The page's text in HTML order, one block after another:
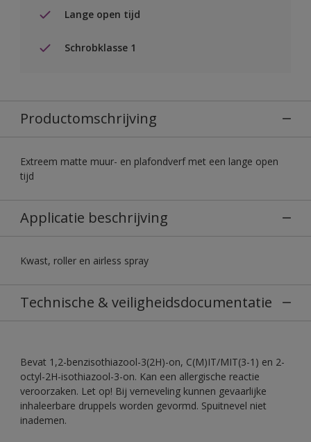
Lange open tijd
Schrobklasse 1
Productomschrijving
Extreem matte muur- en plafondverf met een lange open
tijd
Applicatie beschrijving
Kwast, roller en airless spray
Technische & veiligheidsdocumentatie
Bevat 1,2-benzisothiazool-3(2H)-on, C(M)IT/MIT(3-1) en 2-
octyl-2H-isothiazool-3-on. Kan een allergische reactie
veroorzaken. Let op! Bij verneveling kunnen gevaarlijke
inhaleerbare druppels worden gevormd. Spuitnevel niet
inademen.